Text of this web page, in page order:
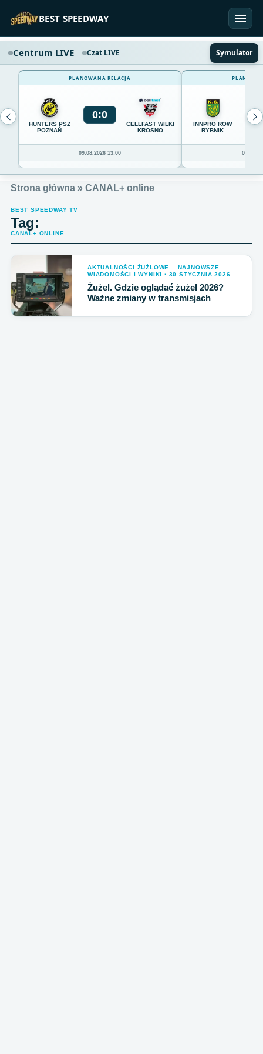
BEST SPEEDWAY
Centrum LIVE Czat LIVE Symulator
PLANOWANA RELACJA
HUNTERS PSŻ
POZNAŃ
0:0
CELLFAST WILKI
KROSNO
09.08.2026 13:00
INNPRO ROW
RYBNIK
0
Strona główna » CANAL+ online
BEST SPEEDWAY TV
Tag:
CANAL+ ONLINE
AKTUALNOŚCI ŻUŻLOWE – NAJNOWSZE
WIADOMOŚCI I WYNIKI · 30 STYCZNIA 2026
Żużel. Gdzie oglądać żużel 2026?
Ważne zmiany w transmisjach